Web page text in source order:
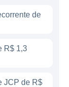
de
R$ 1,3
JCP de R$